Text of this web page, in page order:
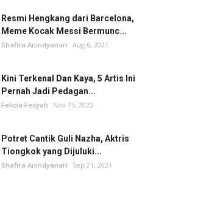
Resmi Hengkang dari Barcelona,
Meme Kocak Messi Bermunc...
Shafira Anindyanari Aug 6, 2021
Kini Terkenal Dan Kaya, 5 Artis Ini
Pernah Jadi Pedagan...
Felicia Fesyah Nov 15, 2020
Potret Cantik Guli Nazha, Aktris
Tiongkok yang Dijuluki...
Shafira Anindyanari Sep 21, 2021